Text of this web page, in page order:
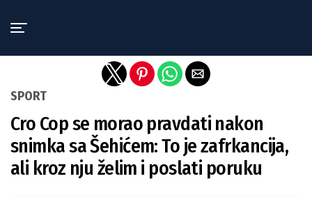
SPORT
Cro Cop se morao pravdati nakon
snimka sa Šehićem: To je zafrkancija,
ali kroz nju želim i poslati poruku